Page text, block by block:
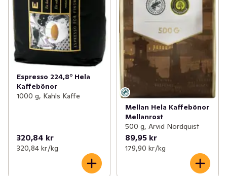
Espresso 224,8° Hela
Kaffebönor
1000 g, Kahls Kaffe
320,84 kr
320,84 kr /kg
Mellan Hela Kaffebönor
Mellanrost
500 g, Arvid Nordquist
89,95 kr
179,90 kr /kg